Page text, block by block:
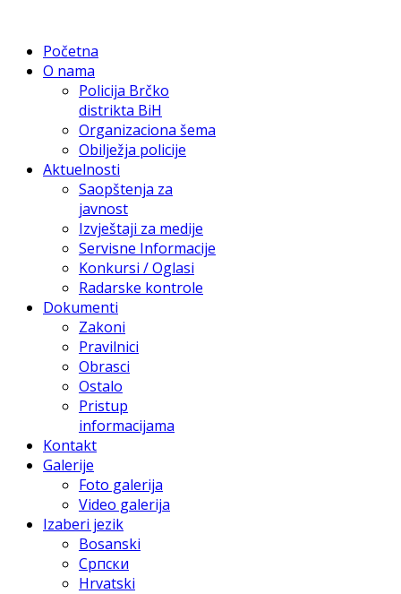
Početna
O nama
Policija Brčko
distrikta BiH
Organizaciona šema
Obilježja policije
Aktuelnosti
Saopštenja za
javnost
Izvještaji za medije
Servisne Informacije
Konkursi / Oglasi
Radarske kontrole
Dokumenti
Zakoni
Pravilnici
Obrasci
Ostalo
Pristup
informacijama
Kontakt
Galerije
Foto galerija
Video galerija
Izaberi jezik
Bosanski
Српски
Hrvatski